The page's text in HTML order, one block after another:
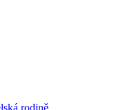
rodině